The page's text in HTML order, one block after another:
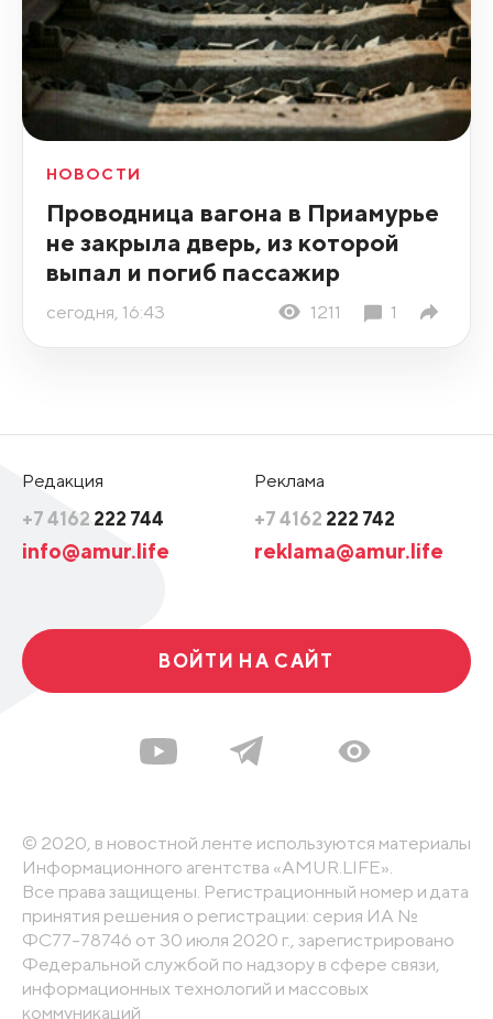
НОВОСТИ
Проводница вагона в Приамурье
не закрыла дверь, из которой
выпал и погиб пассажир
сегодня, 16:43 1211 1
Редакция
+7 4162 222 744
info@amur.life
Реклама
+7 4162 222 742
reklama@amur.life
ВОЙТИ НА САЙТ
© 2020, в новостной ленте используются материалы
Информационного агентства «AMUR.LIFE».
Все права защищены. Регистрационный номер и дата
принятия решения о регистрации: серия ИА №
ФС77-78746 от 30 июля 2020 г., зарегистрировано
Федеральной службой по надзору в сфере связи,
информационных технологий и массовых
коммуникаций